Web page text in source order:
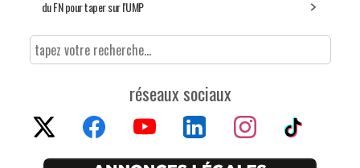
du FN pour taper sur l'UMP
réseaux sociaux